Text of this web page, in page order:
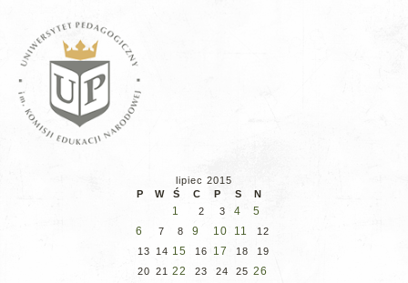
lipiec 2015
P
W Ś C P S N
1 2 3 4
5
6
7 8 9 10 11
12
13
14 15 16 17 18
19
20 21 22 23 24 25 26